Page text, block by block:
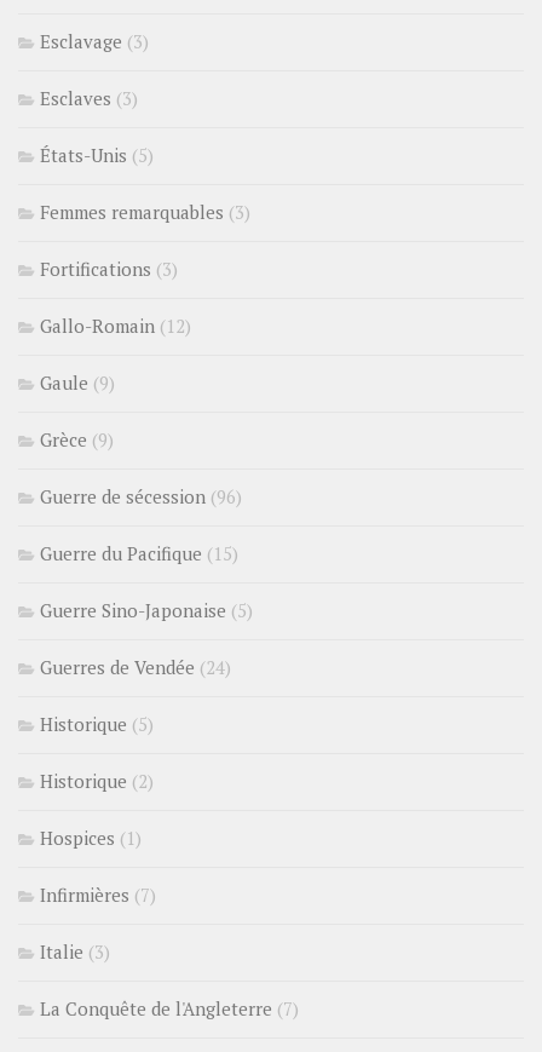
Esclavage (3)
Esclaves (3)
États-Unis (5)
Femmes remarquables (3)
Fortifications (3)
Gallo-Romain (12)
Gaule (9)
Grèce (9)
Guerre de sécession (96)
Guerre du Pacifique (15)
Guerre Sino-Japonaise (5)
Guerres de Vendée (24)
Historique (5)
Historique (2)
Hospices (1)
Infirmières (7)
Italie (3)
La Conquête de l'Angleterre (7)